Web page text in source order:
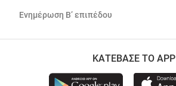
Ενημέρωση Β’ επιπέδου
ΚΑΤΕΒΑΣΕ ΤΟ APP